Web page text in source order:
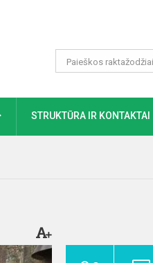
DAUGIAUSTRUKTŪRA IR KONTAKTAI